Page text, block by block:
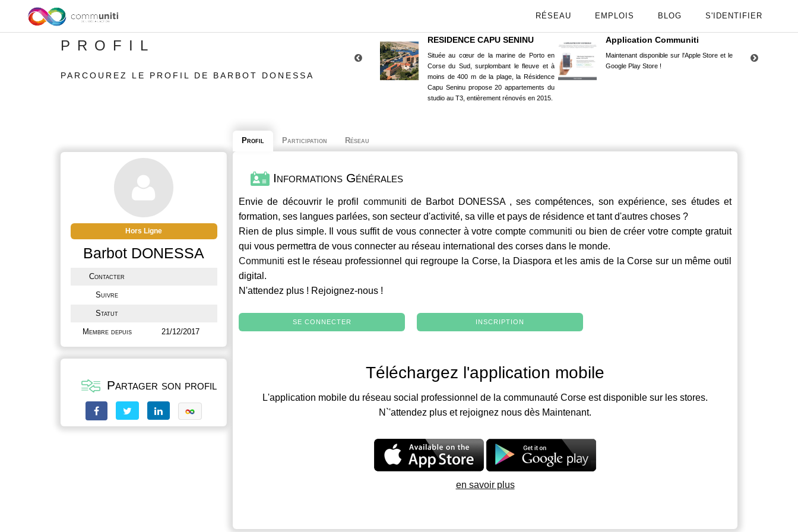
RÉSEAU EMPLOIS BLOG S'IDENTIFIER
PROFIL
PARCOUREZ LE PROFIL DE BARBOT DONESSA
RESIDENCE CAPU SENINU
Située au cœur de la marine de Porto en
Corse du Sud, surplombant le fleuve et à
moins de 400 m de la plage, la Résidence
Capu Seninu propose 20 appartements du
studio au T3, entièrement rénovés en 2015.
Application Communiti
Maintenant disponible sur l'Apple Store et le
Google Play Store !
Hors Ligne
Barbot DONESSA
Contacter
Suivre
Statut
Membre depuis 21/12/2017
Partager son profil
Profil Participation Réseau
Informations Générales
Envie de découvrir le profil communiti de Barbot DONESSA , ses compétences, son expérience, ses études et
formation, ses langues parlées, son secteur d'activité, sa ville et pays de résidence et tant d'autres choses ?
Rien de plus simple. Il vous suffit de vous connecter à votre comptecommuniti ou bien de créer votre compte gratuit
qui vous permettra de vous connecter au réseau international des corses dans le monde.
Communiti est le réseau professionnel qui regroupe la Corse, la Diaspora et les amis de la Corse sur un même outil
digital.
N'attendez plus ! Rejoignez-nous !
SE CONNECTER INSCRIPTION
Téléchargez l'application mobile
L'application mobile du réseau social professionnel de la communauté Corse est disponible sur les stores.
N`'attendez plus et rejoignez nous dès Maintenant.
en savoir plus